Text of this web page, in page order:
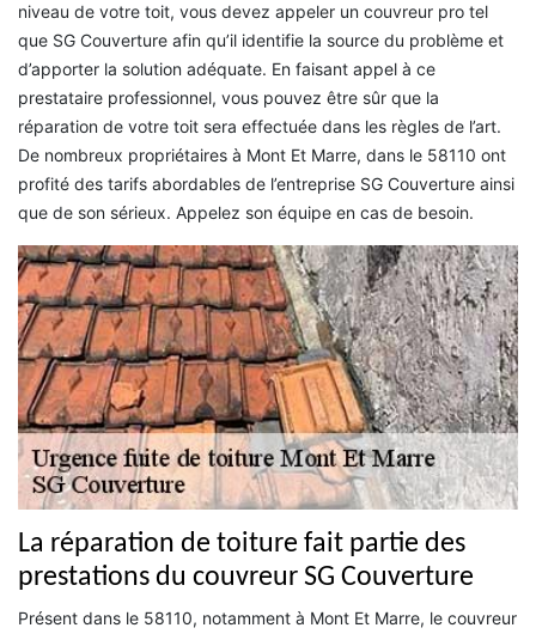
niveau de votre toit, vous devez appeler un couvreur pro tel
que SG Couverture afin qu’il identifie la source du problème et
d’apporter la solution adéquate. En faisant appel à ce
prestataire professionnel, vous pouvez être sûr que la
réparation de votre toit sera effectuée dans les règles de l’art.
De nombreux propriétaires à Mont Et Marre, dans le 58110 ont
profité des tarifs abordables de l’entreprise SG Couverture ainsi
que de son sérieux. Appelez son équipe en cas de besoin.
La réparation de toiture fait partie des
prestations du couvreur SG Couverture
Présent dans le 58110, notamment à Mont Et Marre, le couvreur